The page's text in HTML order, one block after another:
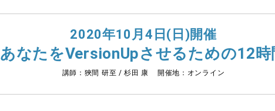
2020年10月4日(日)開催
あなたをVersionUpさせるための12時
講師：狹間 研至 / 杉田 康 開催地：オンライン